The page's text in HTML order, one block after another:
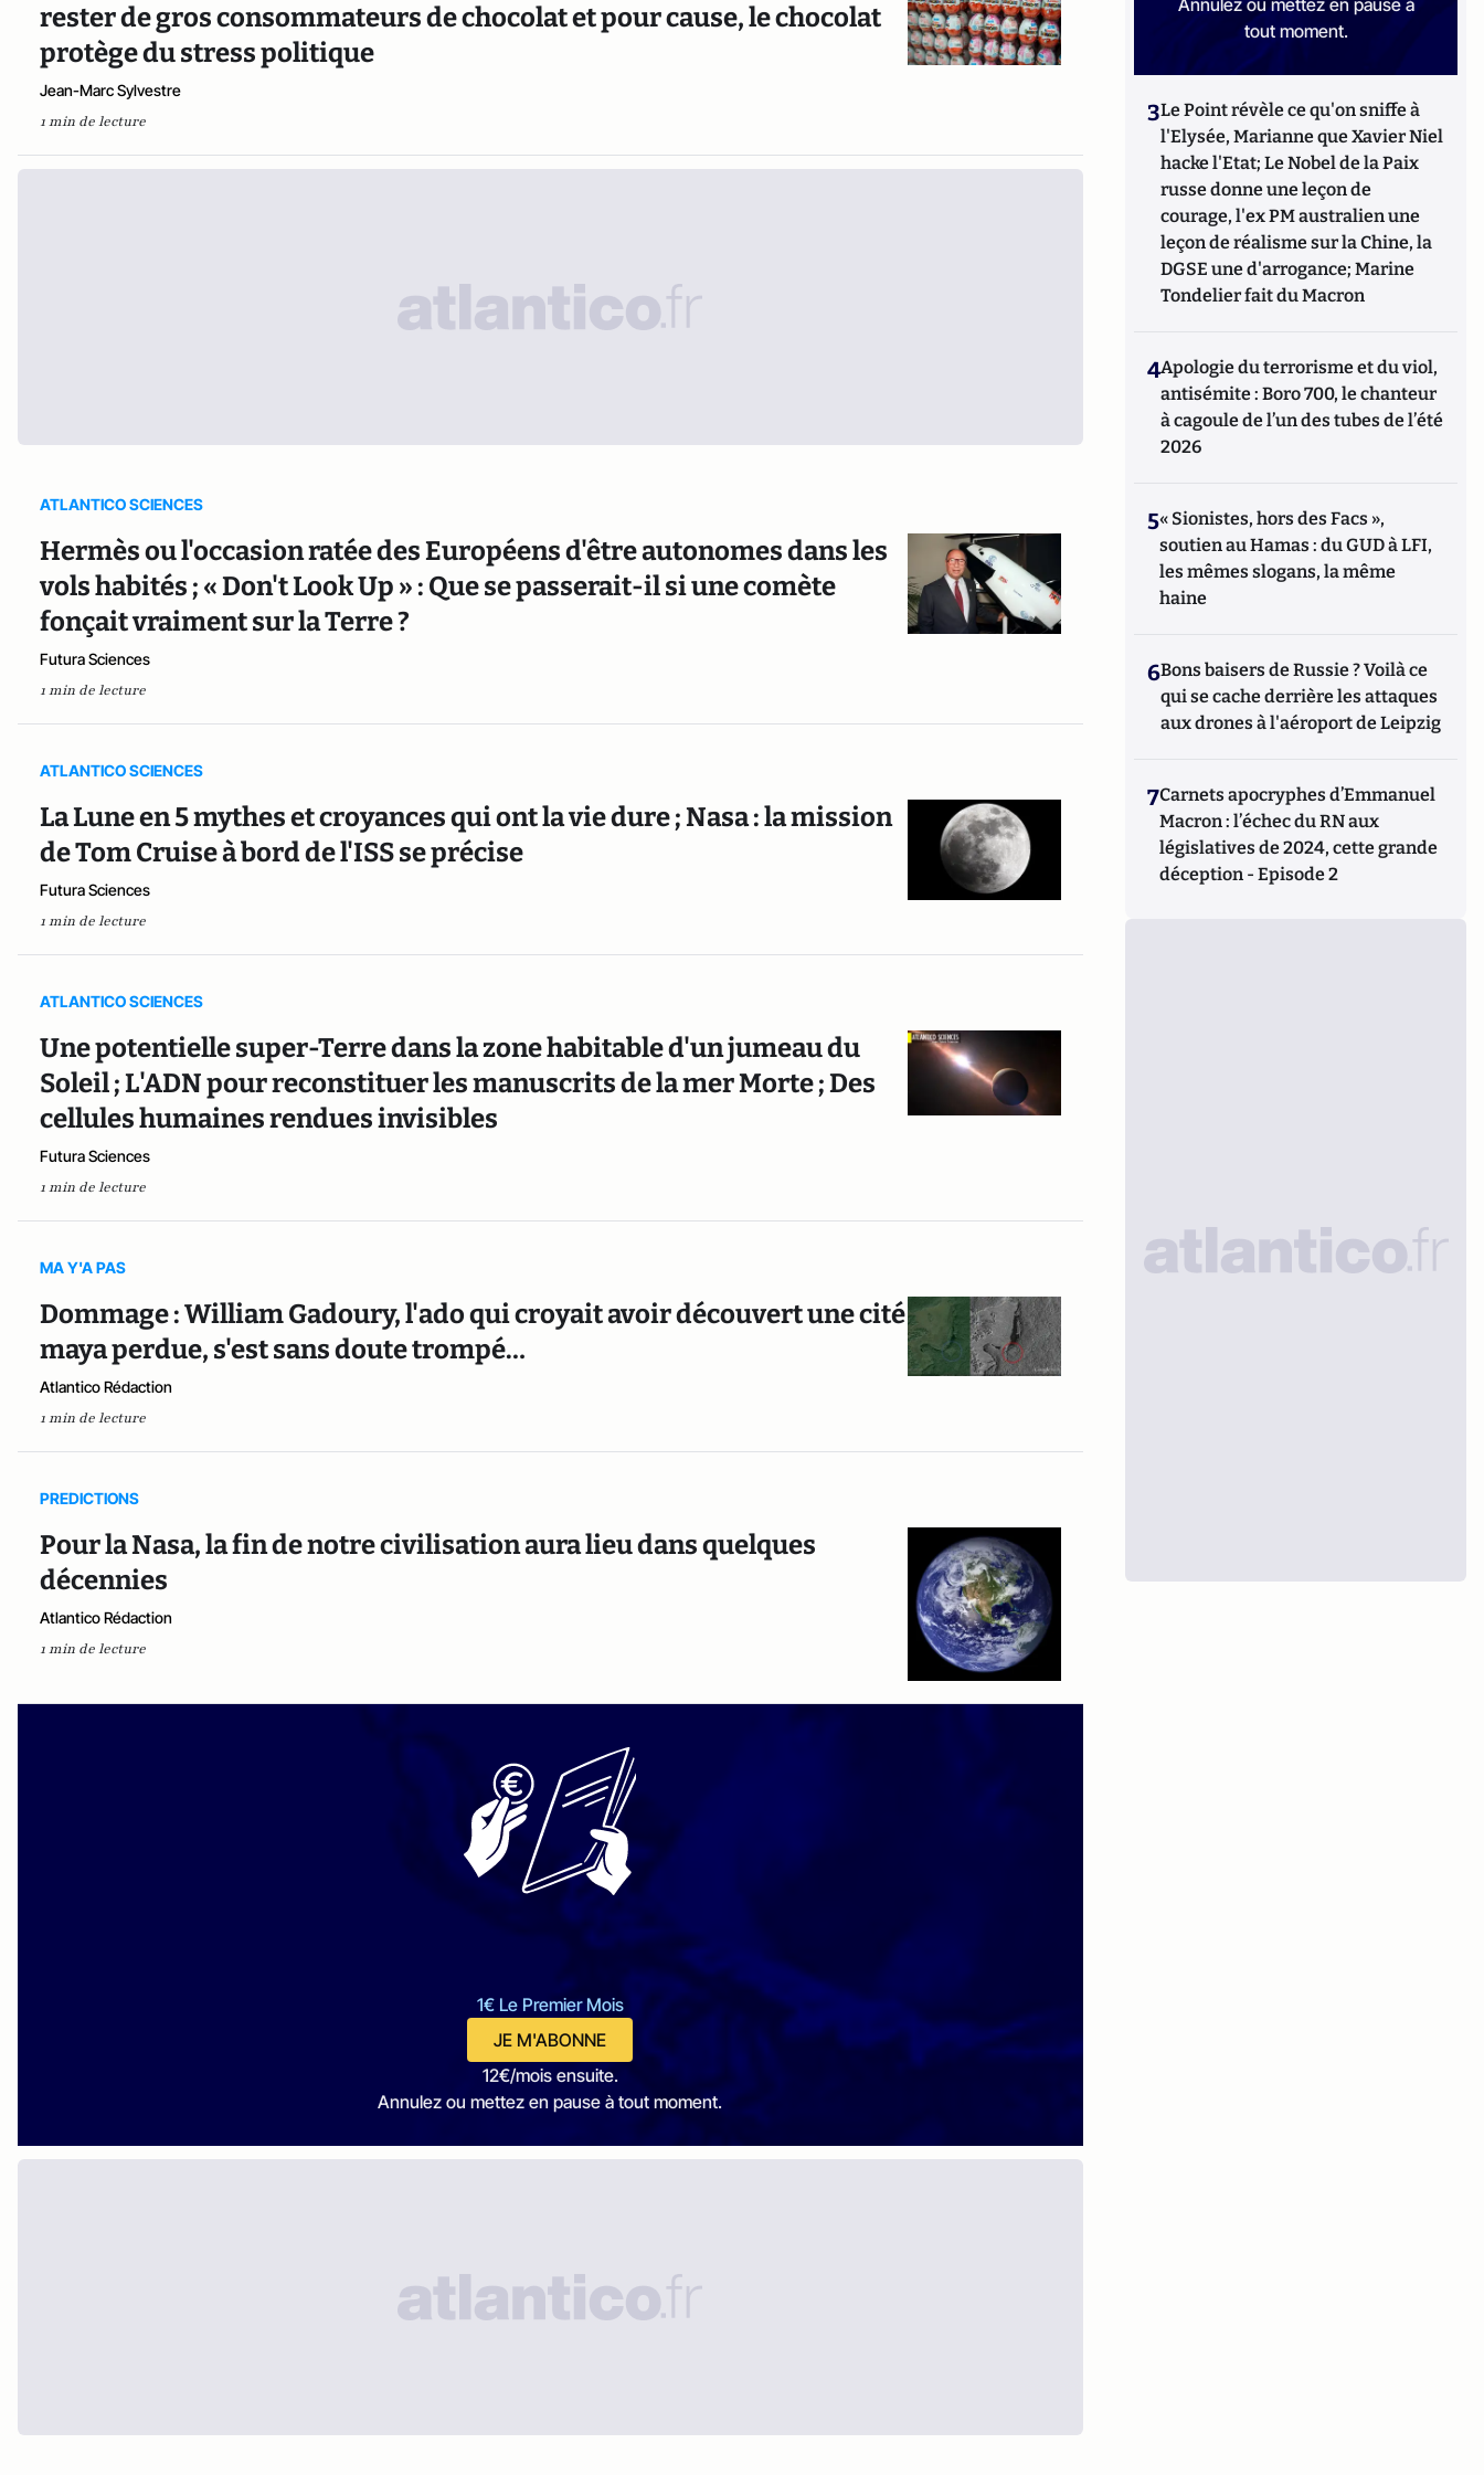
rester de gros consommateurs de chocolat et pour cause, le chocolat
protège du stress politique
Jean-Marc Sylvestre
1 min de lecture
ATLANTICO SCIENCES
Hermès ou l'occasion ratée des Européens d'être autonomes dans les
vols habités ; « Don't Look Up » : Que se passerait-il si une comète
fonçait vraiment sur la Terre ?
Futura Sciences
1 min de lecture
ATLANTICO SCIENCES
La Lune en 5 mythes et croyances qui ont la vie dure ; Nasa : la mission
de Tom Cruise à bord de l'ISS se précise
Futura Sciences
1 min de lecture
ATLANTICO SCIENCES
Une potentielle super-Terre dans la zone habitable d'un jumeau du
Soleil ; L'ADN pour reconstituer les manuscrits de la mer Morte ; Des
cellules humaines rendues invisibles
Futura Sciences
1 min de lecture
MA Y'A PAS
Dommage : William Gadoury, l'ado qui croyait avoir découvert une cité
maya perdue, s'est sans doute trompé…
Atlantico Rédaction
1 min de lecture
PREDICTIONS
Pour la Nasa, la fin de notre civilisation aura lieu dans quelques
décennies
Atlantico Rédaction
1 min de lecture
1€ Le Premier Mois
JE M'ABONNE
12€/mois ensuite.
Annulez ou mettez en pause à tout moment.
Annulez ou mettez en pause à
tout moment.
3Le Point révèle ce qu'on sniffe à
l'Elysée, Marianne que Xavier Niel
hacke l'Etat; Le Nobel de la Paix
russe donne une leçon de
courage, l'ex PM australien une
leçon de réalisme sur la Chine, la
DGSE une d'arrogance; Marine
Tondelier fait du Macron
4Apologie du terrorisme et du viol,
antisémite : Boro 700, le chanteur
à cagoule de l’un des tubes de l’été
2026
5« Sionistes, hors des Facs »,
soutien au Hamas : du GUD à LFI,
les mêmes slogans, la même
haine
6Bons baisers de Russie ? Voilà ce
qui se cache derrière les attaques
aux drones à l'aéroport de Leipzig
7Carnets apocryphes d’Emmanuel
Macron : l’échec du RN aux
législatives de 2024, cette grande
déception - Episode 2